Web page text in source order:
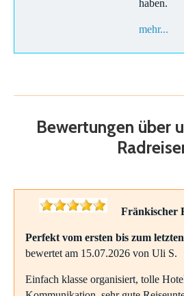
haben.
mehr...
Bewertungen über
Fränkischer
Perfekt vom ersten bis zum
bewertet am 15.07.2026 von Uli S.
Einfach klasse organisiert, tolle